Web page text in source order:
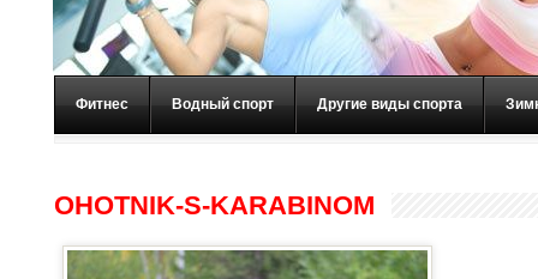
Фитнес Водный спорт Другие виды спорта
OHOTNIK-S-KARABINOM